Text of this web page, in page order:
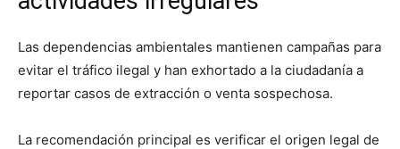
Las dependencias ambientales mantienen campañas para
evitar el tráfico ilegal y han exhortado a la ciudadanía a
reportar casos de extracción o venta sospechosa.
La recomendación principal es verificar el origen legal de